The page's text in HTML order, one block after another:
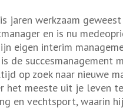
jaren werkzaam
en is nu
eigen interim
de succesmanagement
op zoek naar nieuwe
het meeste uit je leven
en vechtsport, waarin